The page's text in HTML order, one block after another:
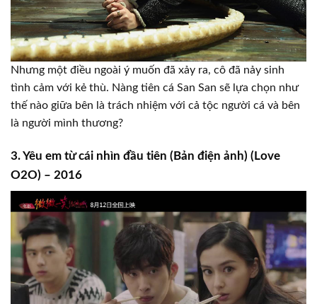
Nhưng một điều ngoài ý muốn đã xảy ra, cô đã nảy sinh
tình cảm với kẻ thù. Nàng tiên cá San San sẽ lựa chọn như
thế nào giữa bên là trách nhiệm với cả tộc người cá và bên
là người mình thương?
3. Yêu em từ cái nhìn đầu tiên (Bản điện ảnh) (Love
O2O) – 2016